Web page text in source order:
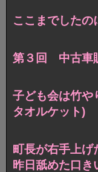
ここまでした
第３回 中古車
子ども会は竹
タオルケット)
町長が右手上げ
昨日舐めた口き